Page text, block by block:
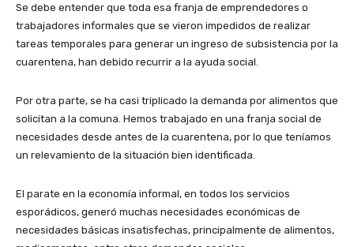
Se debe entender que toda esa franja de emprendedores o
trabajadores informales que se vieron impedidos de realizar
tareas temporales para generar un ingreso de subsistencia por la
cuarentena, han debido recurrir a la ayuda social.
Por otra parte, se ha casi triplicado la demanda por alimentos que
solicitan a la comuna. Hemos trabajado en una franja social de
necesidades desde antes de la cuarentena, por lo que teníamos
un relevamiento de la situación bien identificada.
El parate en la economía informal, en todos los servicios
esporádicos, generó muchas necesidades económicas de
necesidades básicas insatisfechas, principalmente de alimentos,